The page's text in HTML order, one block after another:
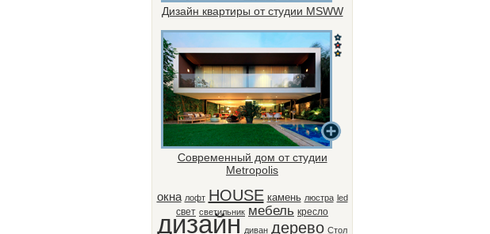
Дизайн квартиры от студии MSWW
Современный дом от студии
Metropolis
окна лофт HOUSE камень люстра led
свет светильник мебель кресло
дизайн диван дерево Стол